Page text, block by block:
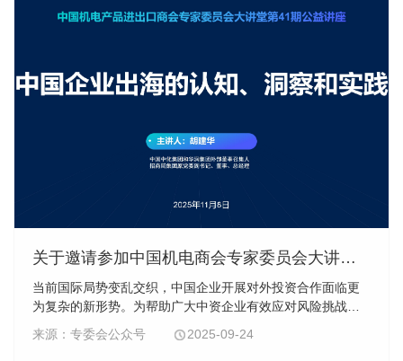
关于邀请参加中国机电商会专家委员会大讲堂第41期《中国企业出海的认知、洞察和实践》公益讲座的函
当前国际局势变乱交织，中国企业开展对外投资合作面临更
为复杂的新形势。为帮助广大中资企业有效应对风险挑战，
把握海外市场机遇，创新海外业务模式，中国机电产品进出
口商会将于2025年11月8日（星期六）09:30-11:4
来源：专委会公众号 2025-09-24